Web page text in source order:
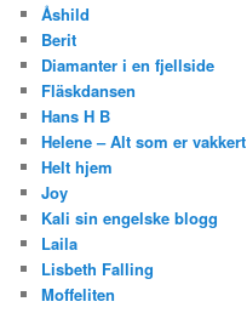
Åshild
Berit
Diamanter i en fjellside
Fläskdansen
Hans H B
Helene – Alt som er vakkert
Helt hjem
Joy
Kali sin engelske blogg
Laila
Lisbeth Falling
Moffeliten